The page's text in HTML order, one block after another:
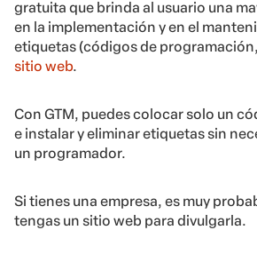
gratuita que brinda al usuario una
en la implementación y en el
etiquetas (códigos de
sitio web.
Con GTM, puedes colocar solo un
e instalar y eliminar etiquetas sin
un programador.
Si tienes una empresa, es muy
tengas un sitio web para divulgarla.